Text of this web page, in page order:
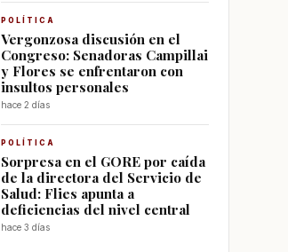
POLÍTICA
Vergonzosa discusión en el
Congreso: Senadoras Campillai
y Flores se enfrentaron con
insultos personales
hace 2 días
POLÍTICA
Sorpresa en el GORE por caída
de la directora del Servicio de
Salud: Flies apunta a
deficiencias del nivel central
hace 3 días